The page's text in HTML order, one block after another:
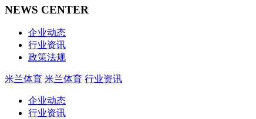
NEWS CENTER
企业动态
行业资讯
政策法规
米兰体育 米兰体育 行业资讯
企业动态
行业资讯